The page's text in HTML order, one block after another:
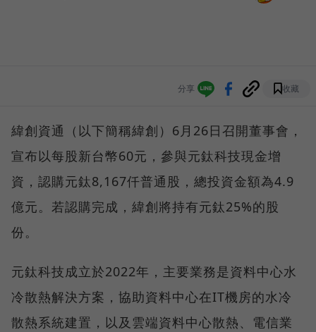
分享 收藏
緯創資通（以下簡稱緯創）6月26日召開董事會，
宣布以每股新台幣60元，參與元鈦科技現金增
資，認購元鈦8,167仟普通股，總投資金額為4.9
億元。若認購完成，緯創將持有元鈦25%的股
份。
元鈦科技成立於2022年，主要業務是資料中心水
冷散熱解決方案，協助資料中心在IT機房的水冷
散熱系統建置，以及雲端資料中心散熱、電信業